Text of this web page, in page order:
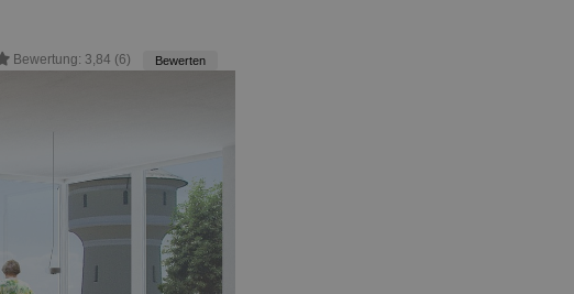
Bewertung: 3,84 (6) Bewerten